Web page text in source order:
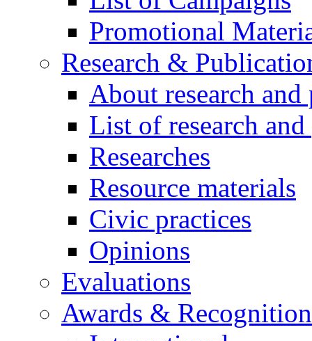
Promotional
Research &
About research
List of research
Researches
Resource materials
Civic practices
Opinions
Evaluations
Awards &